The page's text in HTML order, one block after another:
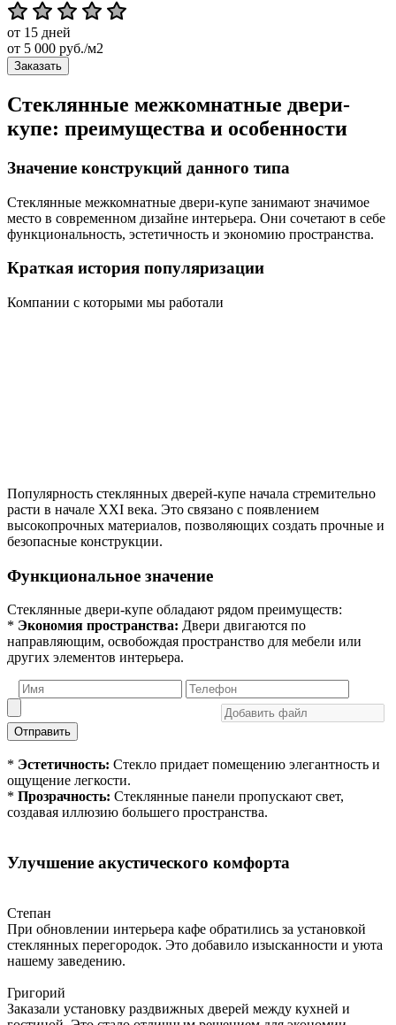
от 15 дней
от 5 000 руб./м2
Заказать
Стеклянные межкомнатные двери-
купе: преимущества и особенности
Значение конструкций данного типа
Стеклянные межкомнатные двери-купе занимают значимое
место в современном дизайне интерьера. Они сочетают в себе
функциональность, эстетичность и экономию пространства.
Краткая история популяризации
Компании с которыми мы работали
Популярность стеклянных дверей-купе начала стремительно
расти в начале XXI века. Это связано с появлением
высокопрочных материалов, позволяющих создать прочные и
безопасные конструкции.
Функциональное значение
Стеклянные двери-купе обладают рядом преимуществ:
* Экономия пространства: Двери двигаются по
направляющим, освобождая пространство для мебели или
других элементов интерьера.
Отправить
* Эстетичность: Стекло придает помещению элегантность и
ощущение легкости.
* Прозрачность: Стеклянные панели пропускают свет,
создавая иллюзию большего пространства.
Улучшение акустического комфорта
Степан
При обновлении интерьера кафе обратились за установкой
стеклянных перегородок. Это добавило изысканности и уюта
нашему заведению.
Григорий
Заказали установку раздвижных дверей между кухней и